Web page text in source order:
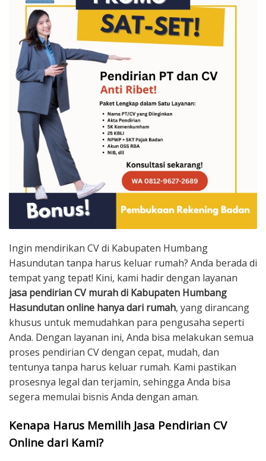
Ingin mendirikan CV di Kabupaten Humbang
Hasundutan tanpa harus keluar rumah? Anda berada di
tempat yang tepat! Kini, kami hadir dengan layanan
jasa pendirian CV murah di Kabupaten Humbang
Hasundutan online hanya dari rumah, yang dirancang
khusus untuk memudahkan para pengusaha seperti
Anda. Dengan layanan ini, Anda bisa melakukan semua
proses pendirian CV dengan cepat, mudah, dan
tentunya tanpa harus keluar rumah. Kami pastikan
prosesnya legal dan terjamin, sehingga Anda bisa
segera memulai bisnis Anda dengan aman.
Kenapa Harus Memilih Jasa Pendirian CV
Online dari Kami?